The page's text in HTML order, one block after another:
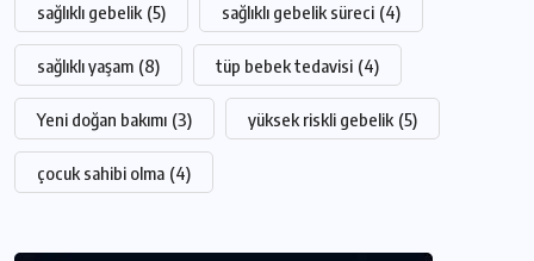
sağlıklı gebelik (5) sağlıklı gebelik süreci (4)
sağlıklı yaşam (8) tüp bebek tedavisi (4)
Yeni doğan bakımı (3) yüksek riskli gebelik (5)
çocuk sahibi olma (4)